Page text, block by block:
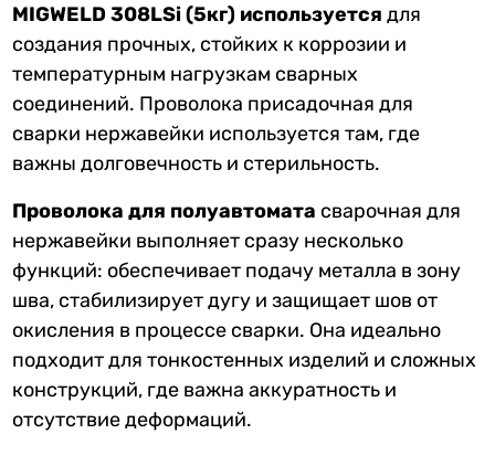
MIGWELD 308LSi (5кг) используется для
создания прочных, стойких к коррозии и
температурным нагрузкам сварных
соединений. Проволока присадочная для
сварки нержавейки используется там, где
важны долговечность и стерильность.
Проволока для полуавтомата сварочная для
нержавейки выполняет сразу несколько
функций: обеспечивает подачу металла в зону
шва, стабилизирует дугу и защищает шов от
окисления в процессе сварки. Она идеально
подходит для тонкостенных изделий и сложных
конструкций, где важна аккуратность и
отсутствие деформаций.